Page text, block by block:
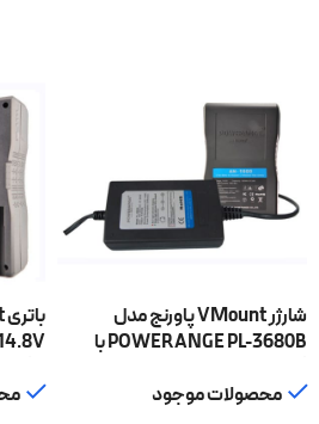
شارژر VMount پاورنج مدل
POWERANGE PL-3680B با
محصولات موجود